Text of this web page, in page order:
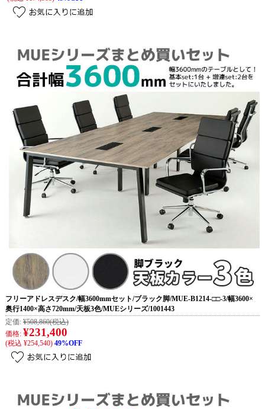
フリーアドレスデスク/幅3600mmセット/ブラック脚/MUE-B1214-□□-3/幅3600×
奥行1400×高さ720mm/天板3色/MUEシリーズ/1001443
定価: ¥508,860(税込)
価格: ¥231,400
(税込 ¥254,540) 49%OFF